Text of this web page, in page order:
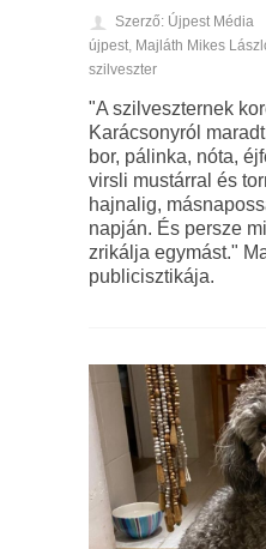
Szerző: Újpest Média
újpest, Majláth Mikes
szilveszter
"A szilveszternek
Karácsonyról
bor, pálinka, nóta,
virsli mustárral és
hajnalig,
napján. És persze
zrikálja egymást."
publicisztikája.